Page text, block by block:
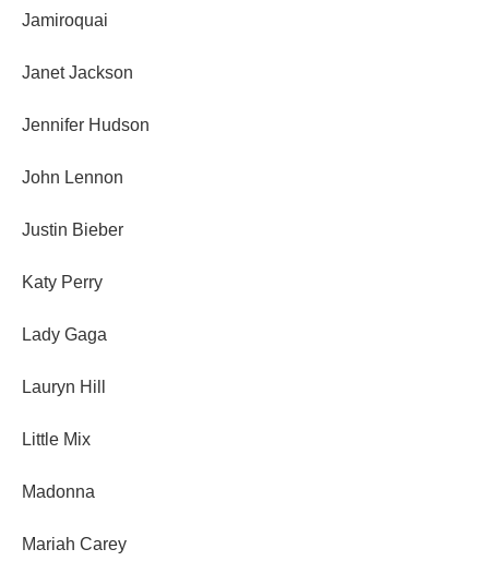
Jamiroquai
Janet Jackson
Jennifer Hudson
John Lennon
Justin Bieber
Katy Perry
Lady Gaga
Lauryn Hill
Little Mix
Madonna
Mariah Carey